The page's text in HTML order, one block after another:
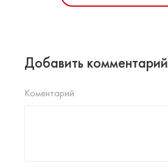
Добавить комментарий
Коментарий